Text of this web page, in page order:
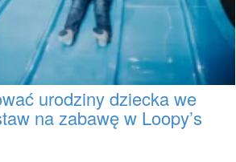
urodziny dziecka we
na zabawę w Loopy’s